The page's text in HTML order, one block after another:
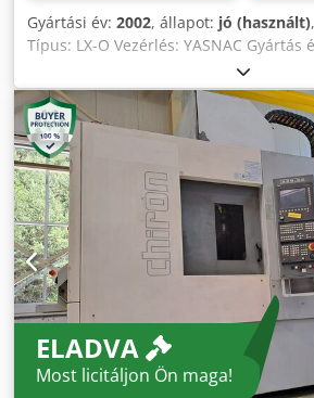
Gyártási év: 2002, állapot: jó (használt)
Típus: LX-O Vezérlés: YASNAC Gyártás
adatok Metrikus amerikai szabvány X -
tengely 300 mm Z - tengely 250 mm
Asztal hossza 540 mm Asztal
terhelhetősége 100 előtolási sebesség
mm/min. Y - tengely előtolás 90000
tengely 90000 mm/min. Szerszámtartó
teljesítmény 7,5 kW Sebesség 40000
Szerszámváltó 30 forgácsszállító Igen
Hosszúság 2800 mm Szélesség 2600
mm Megjegyzés: Az ezen az oldalon
információkat jóhiszeműen szereztük
lehetséges , a gyártótól.Az
adjuk meg, de a pontosságot nem
megfelelően nem fog képviselni vagy
javasoljuk, hogy ellenőrizze az összes
ELADVA
Most licitáljon Ön maga!